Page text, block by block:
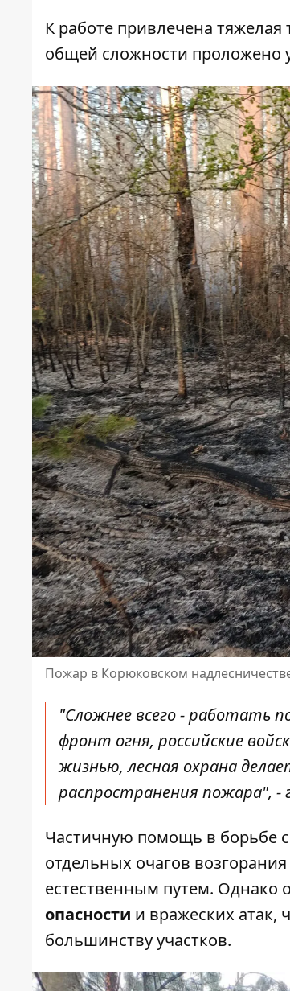
К работе привлечена
общей сложности проложено
Пожар в Корюковском
"Сложнее всего - работать
фронт огня, российские
жизнью, лесная охрана
распространения пожара", -
Частичную помощь в борьбе
отдельных очагов
естественным путем. Однако
опасности и вражеских атак,
большинству участков.